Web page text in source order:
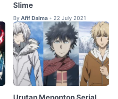
Slime
By Afif Dalma • 22 July 2021